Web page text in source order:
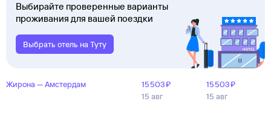
Выбирайте проверенные варианты
проживания для вашей поездки
Выбрать отель на Туту
Жирона — Амстердам
15 ⁠503 ⁠₽
15 авг
15 ⁠503 ⁠₽
15 авг